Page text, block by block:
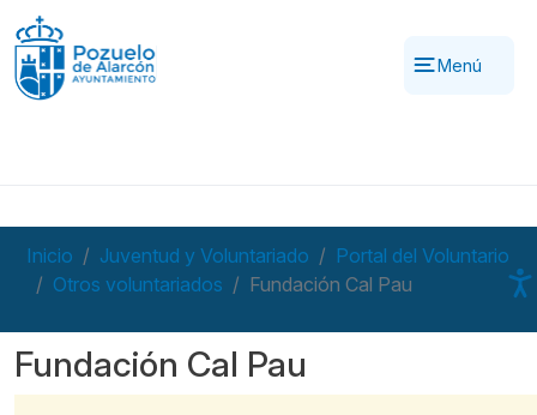
Pasar al contenido principal
Menú
Inicio Juventud y Voluntariado
Portal del Voluntario
Otros voluntariados
Fundación Cal Pau
Fundación Cal Pau